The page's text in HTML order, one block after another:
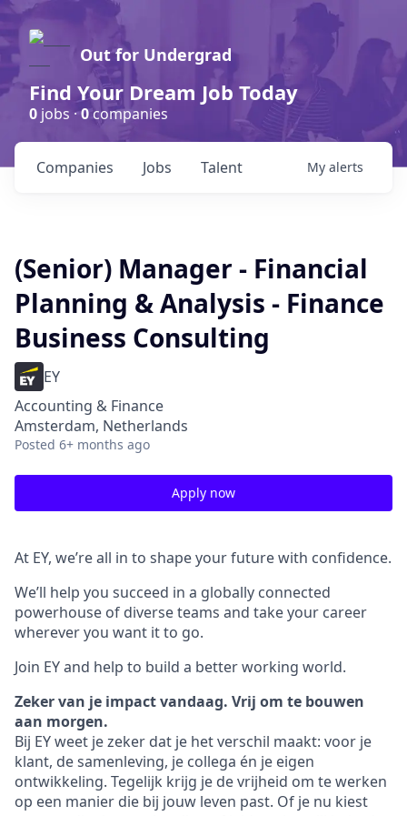
Out for Undergrad
Find Your Dream Job Today
0 jobs ·0companies
Jobs
Companies Talent My alerts
(Senior) Manager - Financial
Planning & Analysis - Finance
Business Consulting
EY
Accounting & Finance
Amsterdam, Netherlands
Posted 6+ months ago
Apply now
At EY, we’re all in to shape your future with confidence.
We’ll help you succeed in a globally connected
powerhouse of diverse teams and take your career
wherever you want it to go.
Join EY and help to build a better working world.
Zeker van je impact vandaag. Vrij om te bouwen
aan morgen.
Bij EY weet je zeker dat je het verschil maakt: voor je
klant, de samenleving, je collega én je eigen
ontwikkeling. Tegelijk krijg je de vrijheid om te werken
op een manier die bij jouw leven past. Of je nu kiest